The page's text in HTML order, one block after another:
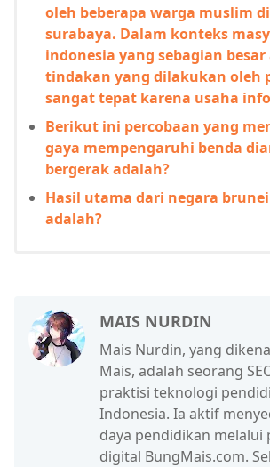
oleh beberapa warga muslim
surabaya. Dalam konteks
indonesia yang sebagian
tindakan yang dilakukan oleh
sangat tepat karena usaha
Berikut ini percobaan yang
gaya mempengaruhi benda
bergerak adalah?
Hasil utama dari negara
adalah?
MAIS NURDIN
Mais Nurdin, yang
Mais, adalah seorang
praktisi teknologi
Indonesia. Ia aktif
daya pendidikan melalui
digital BungMais.com.